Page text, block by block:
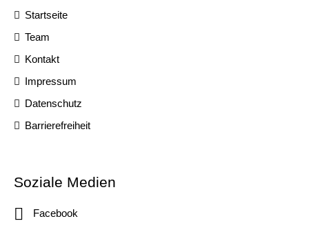
Startseite
Team
Kontakt
Impressum
Datenschutz
Barrierefreiheit
Soziale Medien
Facebook